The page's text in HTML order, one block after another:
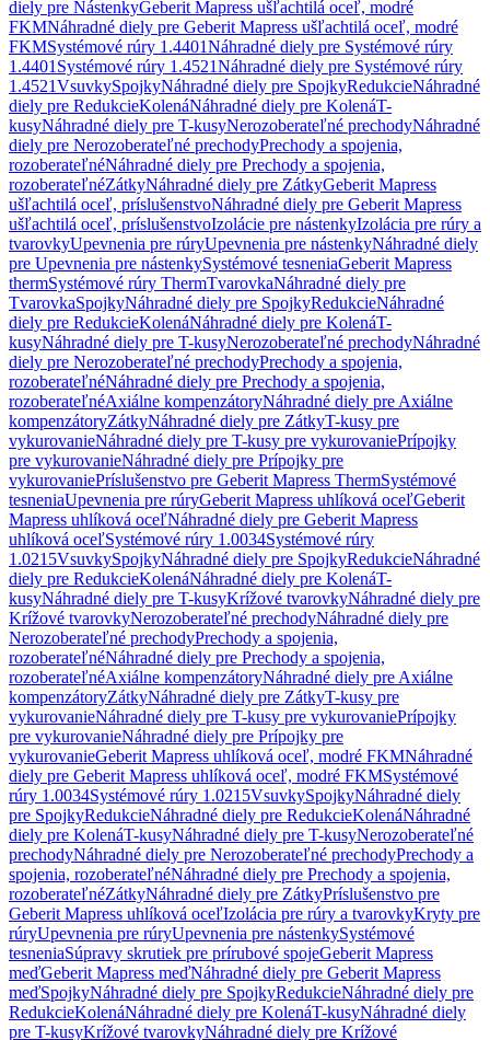
diely pre NástenkyGeberit Mapress ušľachtilá oceľ, modré
FKMNáhradné diely pre Geberit Mapress ušľachtilá oceľ, modré
FKMSystémové rúry 1.4401Náhradné diely pre Systémové rúry
1.4401 Systémové rúry 1.4521Náhradné diely pre Systémové rúry
1.4521VsuvkySpojkyNáhradné diely pre SpojkyRedukcieNáhradné
diely pre RedukcieKolenáNáhradné diely pre KolenáT-
kusyNáhradné diely pre T-kusyNerozoberateľné prechodyNáhradné
diely pre Nerozoberateľné prechodyPrechody a spojenia,
rozoberateľnéNáhradné diely pre Prechody a spojenia,
rozoberateľnéZátkyNáhradné diely pre ZátkyGeberit Mapress
ušľachtilá oceľ, príslušenstvoNáhradné diely pre Geberit Mapress
ušľachtilá oceľ, príslušenstvoIzolácie pre nástenkyIzolácia pre rúry a
tvarovkyUpevnenia pre rúryUpevnenia pre nástenkyNáhradné diely
pre Upevnenia pre nástenkySystémové tesneniaGeberit Mapress
thermSystémové rúry ThermTvarovkaNáhradné diely pre
TvarovkaSpojkyNáhradné diely pre SpojkyRedukcieNáhradné
diely pre RedukcieKolenáNáhradné diely pre KolenáT-
kusyNáhradné diely pre T-kusyNerozoberateľné prechodyNáhradné
diely pre Nerozoberateľné prechodyPrechody a spojenia,
rozoberateľnéNáhradné diely pre Prechody a spojenia,
rozoberateľnéAxiálne kompenzátoryNáhradné diely pre Axiálne
kompenzátoryZátkyNáhradné diely pre ZátkyT-kusy pre
vykurovanieNáhradné diely pre T-kusy pre vykurovaniePrípojky
pre vykurovanieNáhradné diely pre Prípojky pre
vykurovaniePríslušenstvo pre Geberit Mapress ThermSystémové
tesneniaUpevnenia pre rúryGeberit Mapress uhlíková oceľGeberit
Mapress uhlíková oceľNáhradné diely pre Geberit Mapress
uhlíková oceľSystémové rúry 1.0034Systémové rúry
1.0215VsuvkySpojkyNáhradné diely pre SpojkyRedukcieNáhradné
diely pre RedukcieKolenáNáhradné diely pre KolenáT-
kusyNáhradné diely pre T-kusyKrížové tvarovkyNáhradné diely pre
Krížové tvarovkyNerozoberateľné prechodyNáhradné diely pre
Nerozoberateľné prechodyPrechody a spojenia,
rozoberateľnéNáhradné diely pre Prechody a spojenia,
rozoberateľnéAxiálne kompenzátoryNáhradné diely pre Axiálne
kompenzátoryZátkyNáhradné diely pre ZátkyT-kusy pre
vykurovanieNáhradné diely pre T-kusy pre vykurovaniePrípojky
pre vykurovanieNáhradné diely pre Prípojky pre
vykurovanieGeberit Mapress uhlíková oceľ, modré FKMNáhradné
diely pre Geberit Mapress uhlíková oceľ, modré FKMSystémové
rúry 1.0034Systémové rúry 1.0215VsuvkySpojkyNáhradné diely
pre SpojkyRedukcieNáhradné diely pre RedukcieKolenáNáhradné
diely pre KolenáT-kusyNáhradné diely pre T-kusyNerozoberateľné
prechodyNáhradné diely pre Nerozoberateľné prechodyPrechody a
spojenia, rozoberateľnéNáhradné diely pre Prechody a spojenia,
rozoberateľnéZátkyNáhradné diely pre ZátkyPríslušenstvo pre
Geberit Mapress uhlíková oceľIzolácia pre rúry a tvarovkyKryty pre
rúryUpevnenia pre rúryUpevnenia pre nástenkySystémové
tesneniaSúpravy skrutiek pre prírubové spojeGeberit Mapress
meďGeberit Mapress meďNáhradné diely pre Geberit Mapress
meďSpojkyNáhradné diely pre SpojkyRedukcieNáhradné diely pre
RedukcieKolenáNáhradné diely pre KolenáT-kusyNáhradné diely
pre T-kusyKrížové tvarovkyNáhradné diely pre Krížové